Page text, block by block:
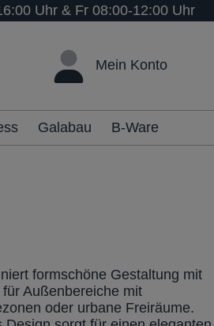
Uhr & Fr 08:00-12:00 Uhr
Mein Konto
Galabau B-Ware
formschöne Gestaltung mit
Außenbereiche mit
oder urbane Freiräume.